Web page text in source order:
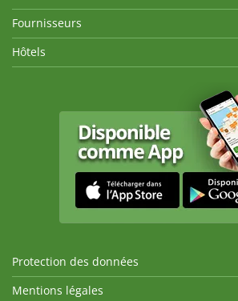
Fournisseurs
Hôtels
Protection des données
Mentions légales